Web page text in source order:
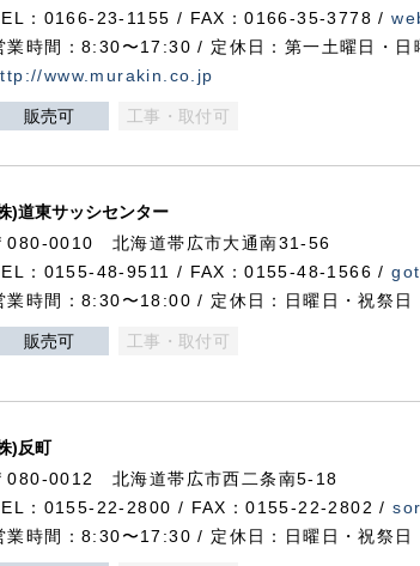
：0166-23-1155 / FAX：0166-35-3778 /
業時間：8:30〜17:30 / 定休日：第一土曜日・日
www.murakin.co.jp
販売可 工事・取付可
)道東サッシセンター
080-0010 北海道帯広市大通南31-56
：0155-48-9511 / FAX：0155-48-1566 /
業時間：8:30〜18:00 / 定休日：日曜日・祝祭日
販売可 工事・取付可
)反町
080-0012 北海道帯広市西二条南5-18
：0155-22-2800 / FAX：0155-22-2802 /
業時間：8:30〜17:30 / 定休日：日曜日・祝祭日